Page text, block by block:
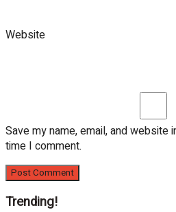
Website
Save my name, email, and
time I comment.
Trending!